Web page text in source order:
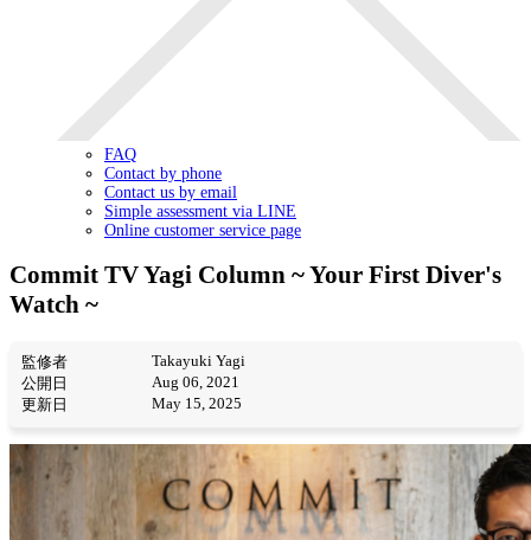
FAQ
Contact by phone
Contact us by email
Simple assessment via LINE
Online customer service page
Commit TV Yagi Column ~ Your First Diver's
Watch ~
監修者
Takayuki Yagi
公開日
Aug 06, 2021
更新日
May 15, 2025